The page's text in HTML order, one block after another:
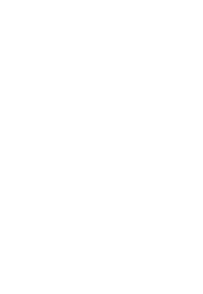
à l'arrivée et les